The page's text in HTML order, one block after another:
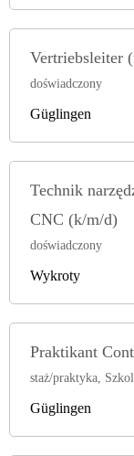
Vertriebsleiter
doświadczony
Güglingen
Technik
CNC (k/m/d)
doświadczony
Wykroty
Praktikant
staż/praktyka,
Güglingen